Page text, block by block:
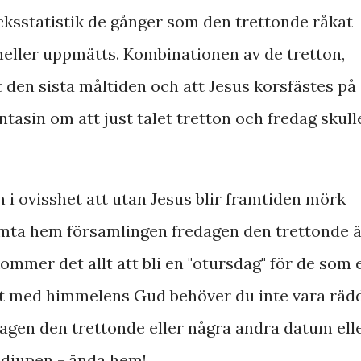
de gånger som den trettonde råkat
uppmätts. Kombinationen av de tretton,
sista måltiden och att Jesus korsfästes på
om att just talet tretton och fredag
i ovisshet att utan Jesus blir framtiden mörk
hem församlingen fredagen den trettonde
det allt att bli en "otursdag" för de som
himmelens Gud behöver du inte vara
den trettonde eller några andra datum